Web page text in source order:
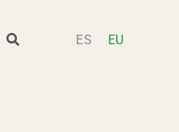
ES EU